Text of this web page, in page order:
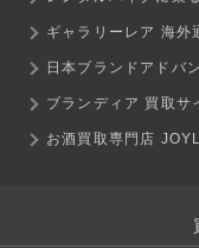
ギャラリーレア 海外
日本ブランドアドバ
ブランディア 買取サ
お酒買取専門店